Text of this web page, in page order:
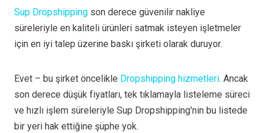
Sup Dropshipping son derece güvenilir nakliye
süreleriyle en kaliteli ürünleri satmak isteyen işletmeler
için en iyi talep üzerine baskı şirketi olarak duruyor.
Evet – bu şirket öncelikle Dropshipping hizmetleri. Ancak
son derece düşük fiyatları, tek tıklamayla listeleme süreci
ve hızlı işlem süreleriyle Sup Dropshipping'nin bu listede
bir yeri hak ettiğine şüphe yok.